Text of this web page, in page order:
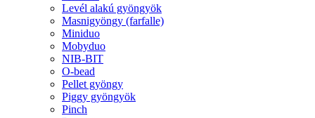
Levél alakú gyöngyök
Masnigyöngy (farfalle)
Miniduo
Mobyduo
NIB-BIT
O-bead
Pellet gyöngy
Piggy gyöngyök
Pinch